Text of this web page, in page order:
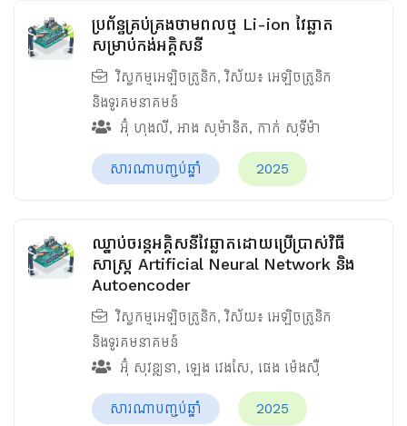
ប្រព័ន្ធគ្រប់គ្រងថាមពលថ្ម​ Li-ion វៃឆ្លាត
សម្រាប់កង់អគ្គិសនី
វិស្វកម្មអេឡិចត្រូនិក, វិស័យ៖ អេឡិចត្រូនិក
និងទូរគមនាគមន៍
អ៊ុំ ហុងលី, អាង សុម៉ានិត, កាក់ សុទីម៉ា
សារណាបញ្ចប់ឆ្នាំ 2025
ឈ្នាប់ចរន្តអគ្គិសនីវៃឆ្លាតដោយប្រើប្រាស់វិធី
សាស្រ្ត Artificial Neural Network និង
Autoencoder
វិស្វកម្មអេឡិចត្រូនិក, វិស័យ៖ អេឡិចត្រូនិក
និងទូរគមនាគមន៍
អ៊ុំ សុវឌ្ឍនា, ឡេង វេងសែ, ផេង ម៉េងស៊ឺ
សារណាបញ្ចប់ឆ្នាំ 2025